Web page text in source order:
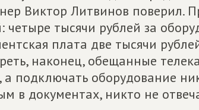
Виктор Литвинов поверил.
тысячи рублей за
плата две тысячи
наконец, обещанные
подключать оборудование
в документах, никто не